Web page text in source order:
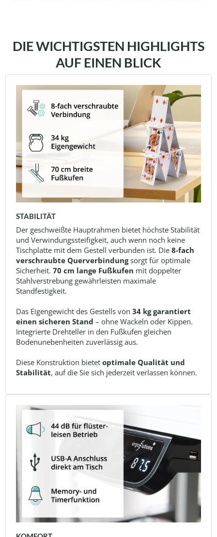
DIE WICHTIGSTEN HIGHLIGHTS
AUF EINEN BLICK
STABILITÄT
Der geschweißte Hauptrahmen bietet höchste Stabilität
und Verwindungssteifigkeit, auch wenn noch keine
Tischplatte mit dem Gestell verbunden ist. Die8-fach
verschraubte Querverbindungsorgt für optimale
Sicherheit.70 cm lange Fußkufen mit doppelter
Stahlverstrebung gewährleisten maximale
Standfestigkeit.
Das Eigengewicht des Gestells von34 kg garantiert
einen sicheren Stand – ohne Wackeln oder Kippen.
Integrierte Drehteller in den Fußkufen gleichen
Bodenunebenheiten zuverlässig aus.
Diese Konstruktion bietetoptimale Qualität und
Stabilität, auf die Sie sich jederzeit verlassen können.